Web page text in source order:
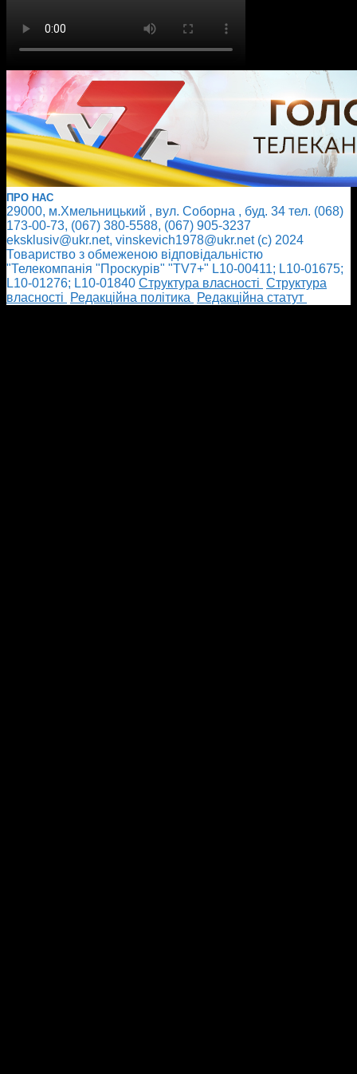
ПРО НАС
29000, м.Хмельницький , вул. Соборна , буд. 34 тел. (068)
173-00-73, (067) 380-5588, (067) 905-3237
eksklusiv@ukr.net, vinskevich1978@ukr.net (с) 2024
Товариство з обмеженою відповідальністю
"Телекомпанія "Проскурів" "TV7+" L10-00411; L10-01675;
L10-01276; L10-01840 Cтруктура власності Cтруктура
власності
Редакційна політика Редакційна статут